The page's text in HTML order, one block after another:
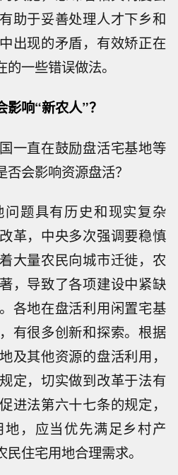
助于妥善处理人才下乡和
出现的矛盾，有效矫正在
一些错误做法。
响“新农人”？
一直在鼓励盘活宅基地等
会影响资源盘活？
问题具有历史和现实复杂
革，中央多次强调要稳慎
大量农民向城市迁徙，农
，导致了各项建设中紧缺
各地在盘活利用闲置宅基
有很多创新和探索。根据
及其他资源的盘活利用，
定，切实做到改革于法有
进法第六十七条的规定，
，应当优先满足乡村产
住宅用地合理需求。